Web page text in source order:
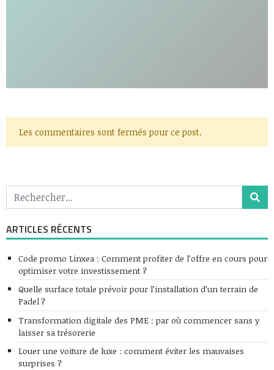
Les commentaires sont fermés pour ce post.
ARTICLES RÉCENTS
Code promo Linxea : Comment profiter de l’offre en cours pour
optimiser votre investissement ?
Quelle surface totale prévoir pour l’installation d’un terrain de
Padel ?
Transformation digitale des PME : par où commencer sans y
laisser sa trésorerie
Louer une voiture de luxe : comment éviter les mauvaises
surprises ?